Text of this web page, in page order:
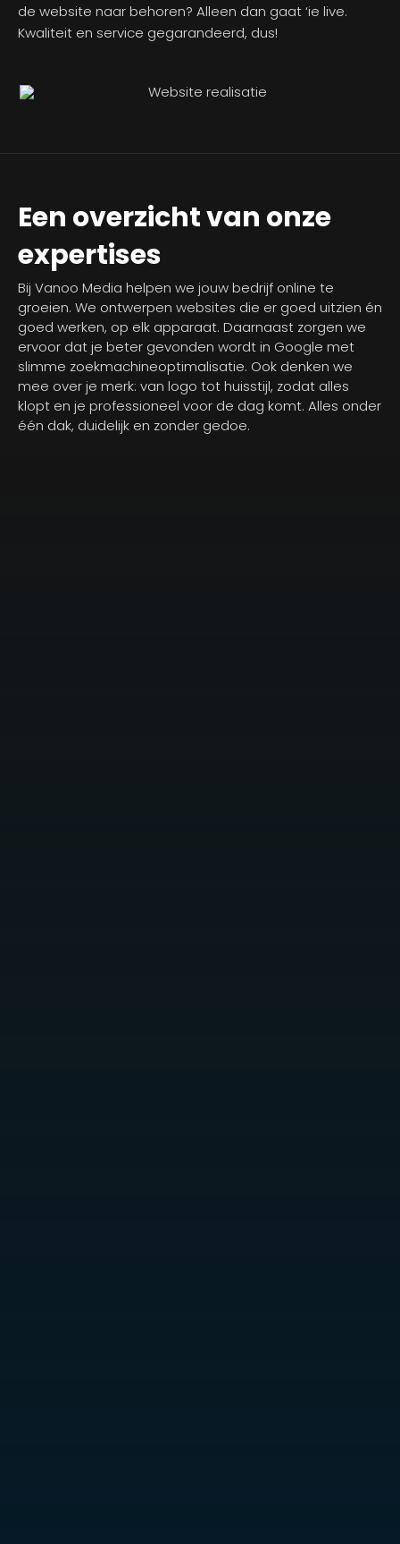
de website naar behoren? Alleen dan gaat ‘ie live.
Kwaliteit en service gegarandeerd, dus!
Een overzicht van onze
expertises
Bij Vanoo Media helpen we jouw bedrijf online te
groeien. We ontwerpen websites die er goed uitzien én
goed werken, op elk apparaat. Daarnaast zorgen we
ervoor dat je beter gevonden wordt in Google met
slimme zoekmachineoptimalisatie. Ook denken we
mee over je merk: van logo tot huisstijl, zodat alles
klopt en je professioneel voor de dag komt. Alles onder
één dak, duidelijk en zonder gedoe.